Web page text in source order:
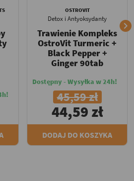
OSTROVIT
Detox i Antyoksydanty
Trawienie Kompleks
OstroVit Turmeric +
Black Pepper +
Ginger 90tab
Dostępny - Wysyłka w 24h!
45,59 zł
44,59 zł
DODAJ DO KOSZYKA
